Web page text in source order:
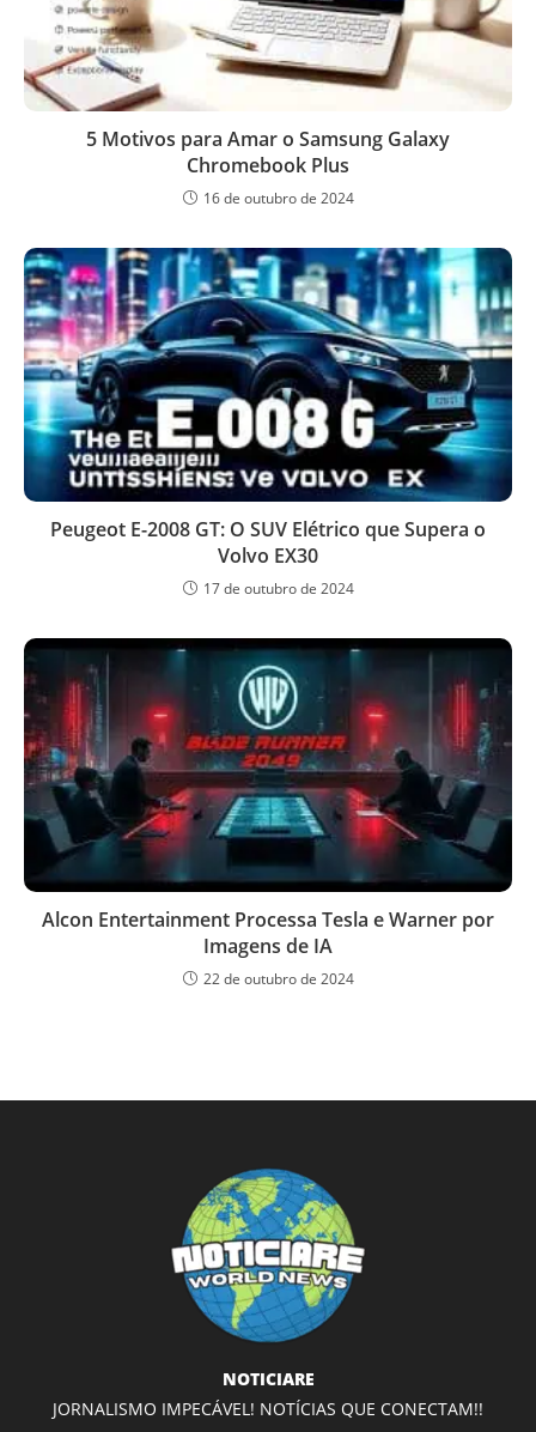
5 Motivos para Amar o Samsung Galaxy
Chromebook Plus
16 de outubro de 2024
Peugeot E-2008 GT: O SUV Elétrico que Supera o
Volvo EX30
17 de outubro de 2024
Alcon Entertainment Processa Tesla e Warner por
Imagens de IA
22 de outubro de 2024
NOTICIARE
JORNALISMO IMPECÁVEL! NOTÍCIAS QUE CONECTAM!!